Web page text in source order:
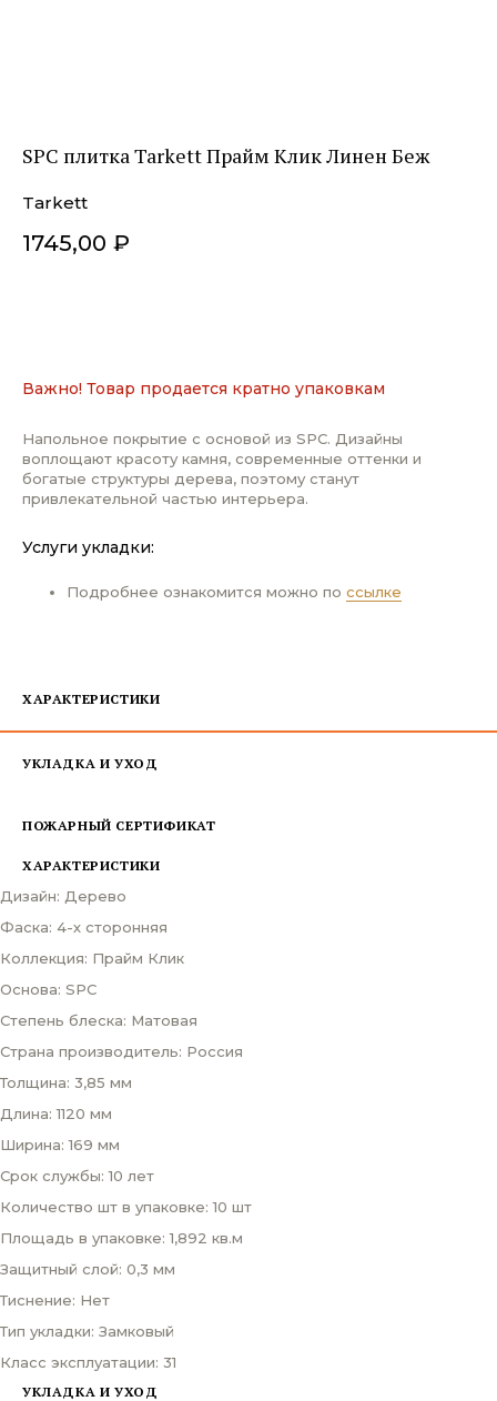
SPC плитка Tarkett Прайм Клик Линен Беж
Tarkett
1745,00 ₽
Важно! Товар продается кратно упаковкам
Напольное покрытие с основой из SPC. Дизайны
воплощают красоту камня, современные оттенки и
богатые структуры дерева, поэтому станут
привлекательной частью интерьера.
Услуги укладки:
Подробнее ознакомится можно по ссылке
ХАРАКТЕРИСТИКИ
УКЛАДКА И УХОД
ПОЖАРНЫЙ СЕРТИФИКАТ
ХАРАКТЕРИСТИКИ
Дизайн: Дерево
Фаска: 4-х сторонняя
Коллекция: Прайм Клик
Основа: SPC
Степень блеска: Матовая
Страна производитель: Россия
Толщина: 3,85 мм
Длина: 1120 мм
Ширина: 169 мм
Срок службы: 10 лет
Количество шт в упаковке: 10 шт
Площадь в упаковке: 1,892 кв.м
Защитный слой: 0,3 мм
Тиснение: Нет
Тип укладки: Замковый
Класс эксплуатации: 31
УКЛАДКА И УХОД